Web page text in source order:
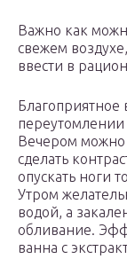
Важно как
свежем
ввести в
Благоприятное
Вечером можно
сделать
опускать ноги
Утром
водой, а
обливание.
ванна с